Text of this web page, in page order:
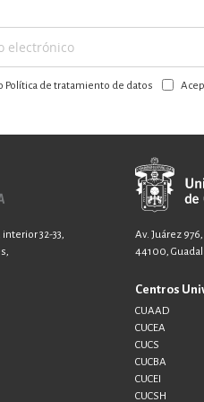
Política de tratamiento de datos
interior 32-33,
Av. Juárez
44100,
Centros
CUAAD
CUCEA
CUCS
CUCBA
CUCEI
CUCSH